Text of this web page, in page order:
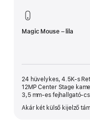
Magic Mouse – lila
24 hüvelykes, 4.5K-s
12MP Center Stage
3,5 mm‑es fejhallgató-
Akár két külső kijelző